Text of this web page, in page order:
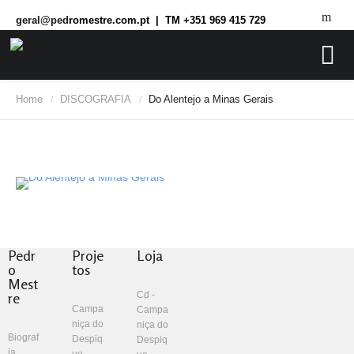
geral@pedromestre.com.pt | TM +351 969 415 729
Home / DISCOGRAFIA / Do Alentejo a Minas Gerais
Pedr
o
Mest
re
Biograf
Proje
tos
Campa
niça do
Despiq
Loja
Cd -
Campa
niça do
Despiq